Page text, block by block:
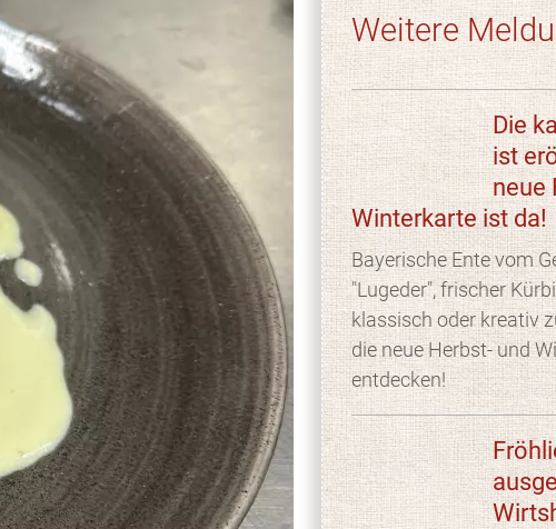
Weitere
Die
ist
neue
Winterkarte ist da!
Bayerische Ente vom
"Lugeder", frischer
klassisch oder kreativ
die neue Herbst- und
entdecken!